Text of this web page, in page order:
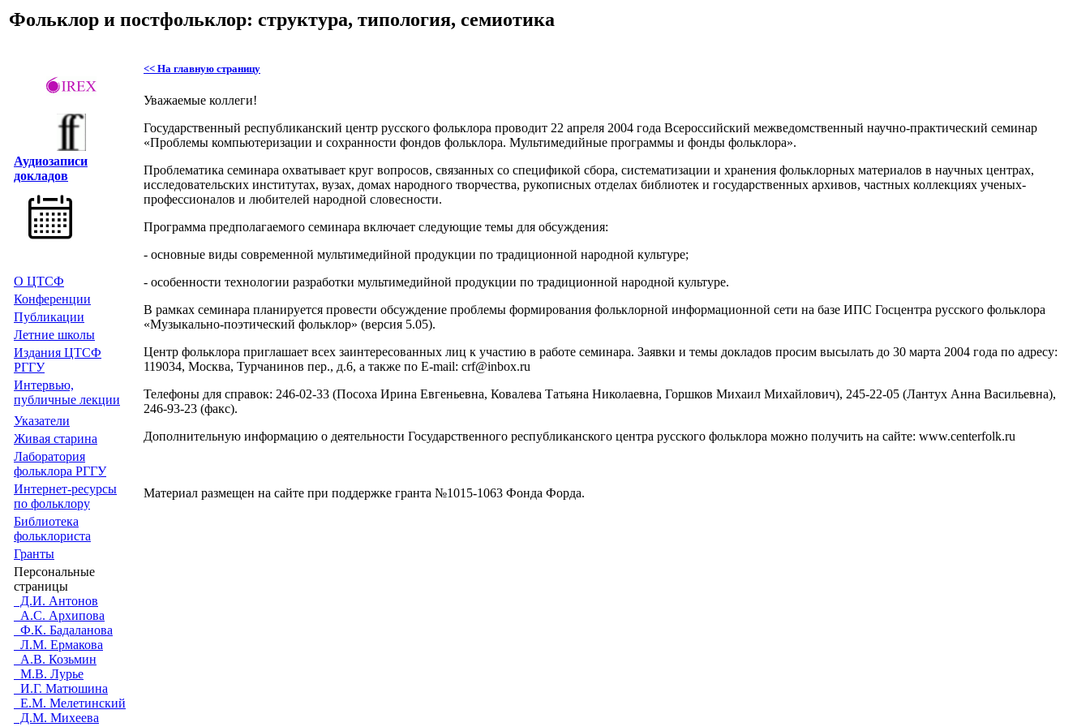
Фольклор и постфольклор: структура, типология, семиотика
Аудиозаписи
докладов
О ЦТСФ
Конференции
Публикации
Летние школы
Издания ЦТСФ
РГГУ
Интервью,
публичные лекции
Указатели
Живая cтарина
Лаборатория
фольклора РГГУ
Интернет-ресурсы
по фольклору
Библиотека
фольклориста
Гранты
Персональные
страницы
Д.И. Антонов
А.С. Архипова
Ф.К. Бадаланова
Л.М. Ермакова
А.В. Козьмин
М.В. Лурье
И.Г. Матюшина
Е.М. Мелетинский
Д.М. Михеева
<< На главную страницу
Уважаемые коллеги!
Государственный республиканский центр русского фольклора проводит 22 апреля 2004 года Всероссийский межведомственный научно-практический семинар
«Проблемы компьютеризации и сохранности фондов фольклора. Мультимедийные программы и фонды фольклора».
Проблематика семинара охватывает круг вопросов, связанных со спецификой сбора, систематизации и хранения фольклорных материалов в научных центрах,
исследовательских институтах, вузах, домах народного творчества, рукописных отделах библиотек и государственных архивов, частных коллекциях ученых-
профессионалов и любителей народной словесности.
Программа предполагаемого семинара включает следующие темы для обсуждения:
- основные виды современной мультимедийной продукции по традиционной народной культуре;
- особенности технологии разработки мультимедийной продукции по традиционной народной культуре.
В рамках семинара планируется провести обсуждение проблемы формирования фольклорной информационной сети на базе ИПС Госцентра русского фольклора
«Музыкально-поэтический фольклор» (версия 5.05).
Центр фольклора приглашает всех заинтересованных лиц к участию в работе семинара. Заявки и темы докладов просим высылать до 30 марта 2004 года по адресу:
119034, Москва, Турчанинов пер., д.6, а также по E-mail: crf@inbox.ru
Телефоны для справок: 246-02-33 (Посоха Ирина Евгеньевна, Ковалева Татьяна Николаевна, Горшков Михаил Михайлович), 245-22-05 (Лантух Анна Васильевна),
246-93-23 (факс).
Дополнительную информацию о деятельности Государственного республиканского центра русского фольклора можно получить на сайте: www.centerfolk.ru
Материал размещен на сайте при поддержке гранта №1015-1063 Фонда Форда.